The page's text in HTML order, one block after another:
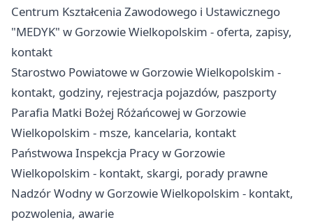
Centrum Kształcenia Zawodowego i Ustawicznego
"MEDYK" w Gorzowie Wielkopolskim - oferta, zapisy,
kontakt
Starostwo Powiatowe w Gorzowie Wielkopolskim -
kontakt, godziny, rejestracja pojazdów, paszporty
Parafia Matki Bożej Różańcowej w Gorzowie
Wielkopolskim - msze, kancelaria, kontakt
Państwowa Inspekcja Pracy w Gorzowie
Wielkopolskim - kontakt, skargi, porady prawne
Nadzór Wodny w Gorzowie Wielkopolskim - kontakt,
pozwolenia, awarie